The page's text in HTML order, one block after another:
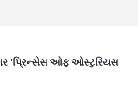
'પ્રિન્સેસ ઓફ ઓસ્ટુરિયસ